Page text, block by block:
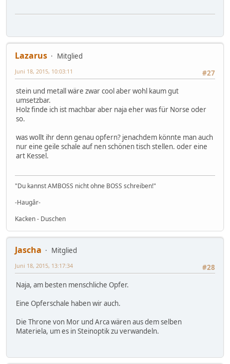
Lazarus
Mitglied
#27
Juni 18, 2015, 10:03:11
stein und metall wäre zwar cool aber wohl kaum gut
umsetzbar.
Holz finde ich ist machbar aber naja eher was für Norse oder
so.
was wollt ihr denn genau opfern? jenachdem könnte man auch
nur eine geile schale auf nen schönen tisch stellen. oder eine
art Kessel.
"Du kannst AMBOSS nicht ohne BOSS schreiben!"
-Haugâr-
Kacken - Duschen
Jascha
Mitglied
#28
Juni 18, 2015, 13:17:34
Naja, am besten menschliche Opfer.
Eine Opferschale haben wir auch.
Die Throne von Mor und Arca wären aus dem selben
Materiela, um es in Steinoptik zu verwandeln.